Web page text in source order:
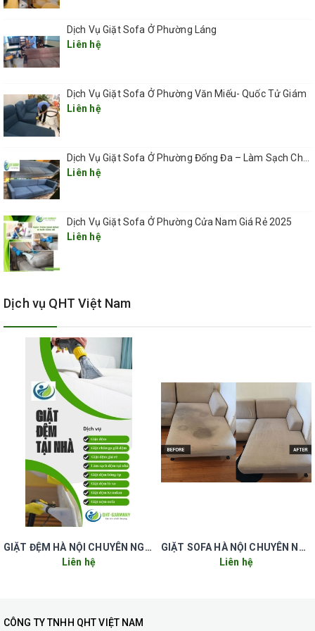
Đối với sofa bọc vải (sofa nỉ), chúng tôi áp dụng công nghệ diệt
khuẩn và nấm mốc bằng hơi nước nóng (hơi quá nhiệt lên tới 160
độ C). Hơi nước nóng được phun lên bề mặt ghế sofa ở áp lực
nấm mốc.
Bước 5: Hút khô
sẽ bắt đầu sử dụng máy hút công nghiệp để hút toàn bộ nước và
chất bẩn trên bề mặt ghế sofa. Sau khi giặt sạch và hút hết nước
khách hàng có thể sử dụng sofa sau 1h đến 2h
Bước 6: Xông tinh dầu
Xông tinh dầu là một trong những bước mà khách hàng ưa thích
nhất vì nó giúp cho bộ sofa của bạn không chỉ được thay một lớp
thấy cực kỳ khoan khoái và thư giãn ngay sau đó. Thông thường,
với các khách hàng có giá trị hóa đơn trên 1 triệu đồng sẽ được
QHT Việt Nam triển khai thêm bước làm này trong quy trình giặt
sofa của mình.
Các loại tinh dầu sử dụng đều chiết xuất từ thiên nhiên như chanh
xả, quế, bạc hà,… được nhập trực tiếp từ viện Hàn Lâm Khoa Học
Xã Hội Việt Nam nên đảm bảo sự an toàn và chất lượng.
Với 6 bước của quy trình dịch vụ vệ sinh đệm tại nhà của QHT
Việt Nam đảm bảo chiếc đệm nhà bạn sẽ được “chăm sóc” một
cách chu đáo. Giúp bạn và gia đình có những giấc ngủ ngon hay
có thời gian thư giãn thoải mái trên chiếc đệm nhà mình!
QHT Việt Nam cam kết mức giá dịch vụ giặt đệm tại nhà giá rẻ
cũng như giá của các dịch vụ giặt sofa, rèm, thảm mà khách hàng
bỏ ra đều hoàn toàn XỨNG ĐÁNG với chất lượng mà quý khách
nhận được.
sau khi kết thúc, sofa nhà bạn sẽ được trả lại một diện mạo như
Dịch Vụ Giặt Sofa Ở Phường Láng
Liên hệ
Dịch Vụ Giặt Sofa Ở Phường Văn Miếu- Quốc Tử Giám
Liên hệ
Dịch Vụ Giặt Sofa Ở Phường Đống Đa – Làm Sạch Chuyên Sâu, Tận Nơi, Nhanh Chóng 2025
Liên hệ
Dịch Vụ Giặt Sofa Ở Phường Cửa Nam Giá Rẻ 2025
Liên hệ
Dịch vụ QHT Việt Nam
GIẶT ĐỆM HÀ NỘI CHUYÊN NGHIỆP UY TÍN GIÁ RẺ
Liên hệ
GIẶT SOFA HÀ NỘI CHUYÊN NGHIỆP UY TÍN GIÁ RẺ
Liên hệ
CÔNG TY TNHH QHT VIỆT NAM